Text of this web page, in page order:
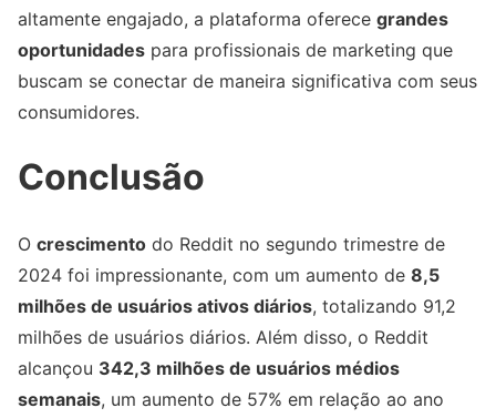
altamente engajado, a plataforma oferece grandes
oportunidades para profissionais de marketing que
buscam se conectar de maneira significativa com seus
consumidores.
Conclusão
O crescimento do Reddit no segundo trimestre de
2024 foi impressionante, com um aumento de 8,5
milhões de usuários ativos diários, totalizando 91,2
milhões de usuários diários. Além disso, o Reddit
alcançou 342,3 milhões de usuários médios
semanais, um aumento de 57% em relação ao ano